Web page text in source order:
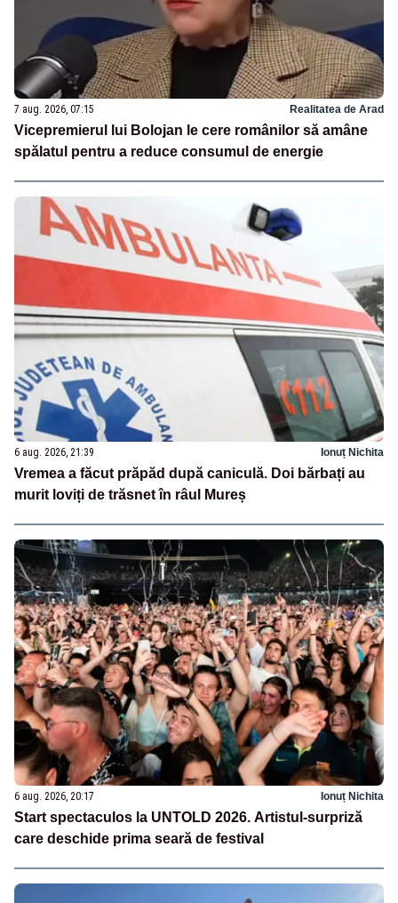
7 aug. 2026, 07:15 Realitatea de Arad
Vicepremierul lui Bolojan le cere românilor să amâne
spălatul pentru a reduce consumul de energie
6 aug. 2026, 21:39 Ionuț Nichita
Vremea a făcut prăpăd după caniculă. Doi bărbați au
murit loviți de trăsnet în râul Mureș
6 aug. 2026, 20:17 Ionuț Nichita
Start spectaculos la UNTOLD 2026. Artistul-surpriză
care deschide prima seară de festival